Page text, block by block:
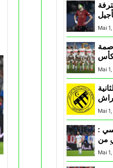
Mai
كأس
Mai
إلى
Mai
:
من
أمام
Mai